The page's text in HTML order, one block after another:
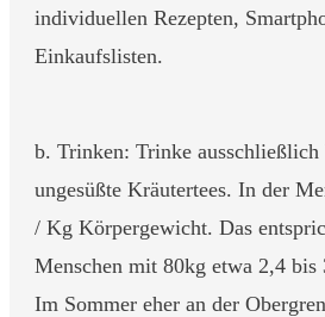
individuellen Rezepten,
Einkaufslisten.
b. Trinken: Trinke ausschließlich
ungesüßte Kräutertees. In der
/ Kg Körpergewicht. Das
Menschen mit 80kg etwa 2,4
Im Sommer eher an der